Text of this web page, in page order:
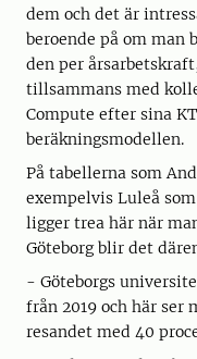
dem och det är
beroende på om
den per
tillsammans med
Compute efter sina
beräkningsmodellen.
På tabellerna som
exempelvis Luleå
ligger trea här när
Göteborg blir det
- Göteborgs
från 2019 och här ser
resandet med 40